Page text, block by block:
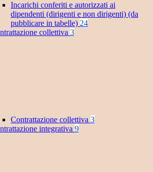
Incarichi conferiti e autorizzati ai
dipendenti (dirigenti e non dirigenti) (da
pubblicare in tabelle) 24
collettiva 3
Contrattazione collettiva 3
integrativa 9